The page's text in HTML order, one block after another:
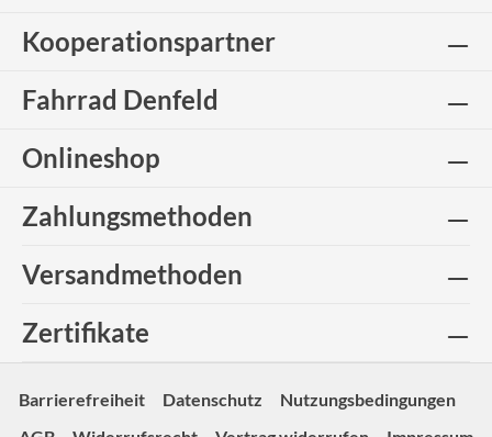
Kooperationspartner
Fahrrad Denfeld
Onlineshop
Zahlungsmethoden
Versandmethoden
Zertifikate
Barrierefreiheit Datenschutz
Nutzungsbedingungen